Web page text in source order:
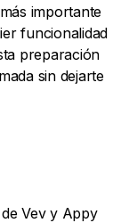
importante
funcionalidad
preparación
sin dejarte
Vev y Appy